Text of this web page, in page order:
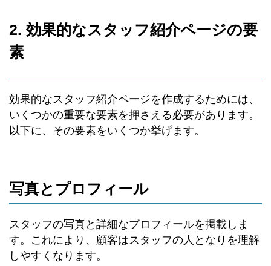
2. 効果的なスタッフ紹介ページの要
素
効果的なスタッフ紹介ページを作成するためには、
いくつかの重要な要素を押さえる必要があります。
以下に、その要素をいくつか挙げます。
写真とプロフィール
スタッフの写真と詳細なプロフィールを掲載しま
す。これにより、顧客はスタッフの人となりを理解
しやすくなります。